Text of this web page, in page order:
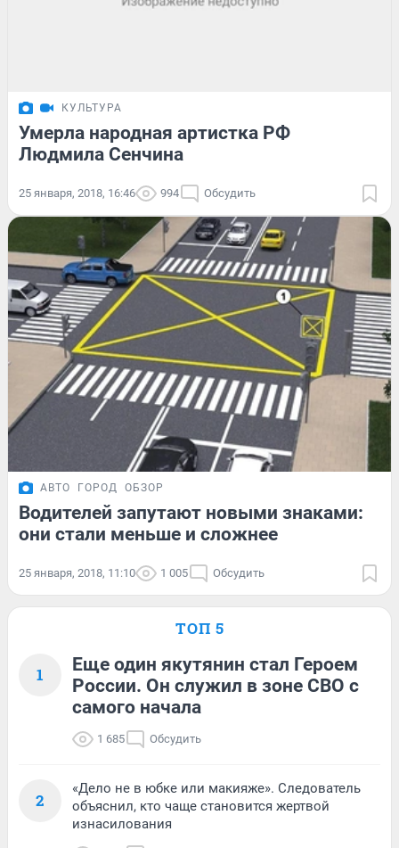
КУЛЬТУРА
Умерла народная артистка РФ
Людмила Сенчина
25 января, 2018, 16:46 994 Обсудить
АВТО ГОРОД ОБЗОР
Водителей запутают новыми знаками:
они стали меньше и сложнее
25 января, 2018, 11:10 1 005 Обсудить
ТОП 5
1
Еще один якутянин стал Героем
России. Он служил в зоне СВО с
самого начала
1 685 Обсудить
2
«Дело не в юбке или макияже». Следователь
объяснил, кто чаще становится жертвой
изнасилования